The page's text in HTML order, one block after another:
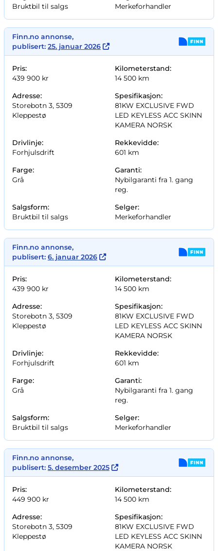
Bruktbil til salgs
Merkeforhandler
Finn.no annonse,
publisert: 25. januar 2026
Pris:
439 900 kr
Kilometerstand:
14 500 km
Adresse:
Storebotn 3, 5309
Kleppestø
Spesifikasjon:
81KW EXCLUSIVE FWD
LED KEYLESS ACC SKINN
KAMERA NORSK
Drivlinje:
Forhjulsdrift
Rekkevidde:
601 km
Farge:
Grå
Garanti:
Nybilgaranti fra 1. gang
reg.
Salgsform:
Bruktbil til salgs
Selger:
Merkeforhandler
Finn.no annonse,
publisert: 6. januar 2026
Pris:
439 900 kr
Kilometerstand:
14 500 km
Adresse:
Storebotn 3, 5309
Kleppestø
Spesifikasjon:
81KW EXCLUSIVE FWD
LED KEYLESS ACC SKINN
KAMERA NORSK
Drivlinje:
Forhjulsdrift
Rekkevidde:
601 km
Farge:
Grå
Garanti:
Nybilgaranti fra 1. gang
reg.
Salgsform:
Bruktbil til salgs
Selger:
Merkeforhandler
Finn.no annonse,
publisert: 5. desember 2025
Pris:
449 900 kr
Kilometerstand:
14 500 km
Adresse:
Storebotn 3, 5309
Kleppestø
Spesifikasjon:
81KW EXCLUSIVE FWD
LED KEYLESS ACC SKINN
KAMERA NORSK